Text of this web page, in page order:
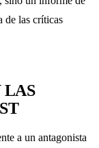
de las críticas
LAS
a un antagonista